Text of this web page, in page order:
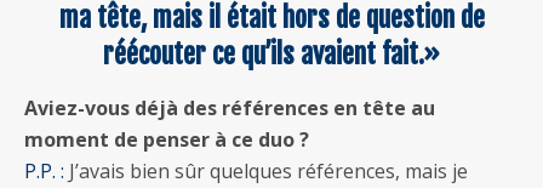
ma tête, mais il était hors de question de
réécouter ce qu’ils avaient fait.»
Aviez-vous déjà des références en tête au
moment de penser à ce duo ?
P.P. : J’avais bien sûr quelques références, mais je